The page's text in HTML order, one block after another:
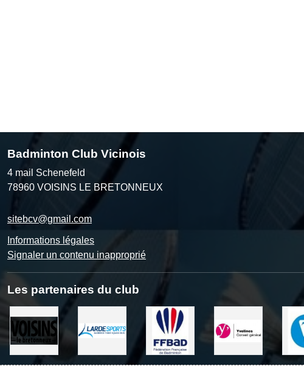
Badminton Club Vicinois
4 mail Schenefeld
78960 VOISINS LE BRETONNEUX
sitebcv@gmail.com
Informations légales
Signaler un contenu inapproprié
Les partenaires du club